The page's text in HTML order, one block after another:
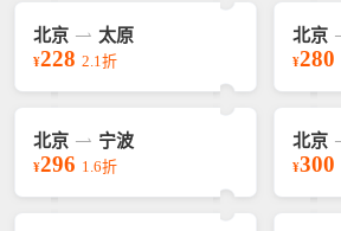
北京 太原
¥228 2.1折
北京
¥280
北京 宁波
¥296 1.6折
北京
¥300